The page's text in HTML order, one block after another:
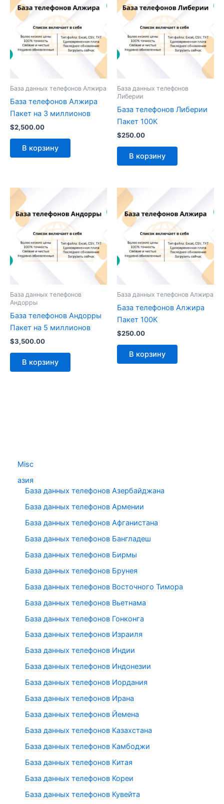
Misc
азия
База данных телефонов Азербайджана
База данных телефонов Армении
База данных телефонов Афганистана
База данных телефонов Бангладеш
База данных телефонов Бирмы
База данных телефонов Брунея
База данных телефонов Восточного Тимора
База данных телефонов Вьетнама
База данных телефонов Гонконга
База данных телефонов Израиля
База данных телефонов Индии
База данных телефонов Индонезии
База данных телефонов Иордания
База данных телефонов Ирана
База данных телефонов Йемена
База данных телефонов Казахстана
База данных телефонов Камбоджи
База данных телефонов Китая
База данных телефонов Кореи
База данных телефонов Кувейта
База данных телефонов Алжира
База телефонов Алжира
Пакет на 3 миллионов
$2,500.00
В корзину
База данных телефонов
Либерии
База телефонов Либерии
Пакет 100К
$250.00
В корзину
База данных телефонов
Андорры
База телефонов Андорры
Пакет на 5 миллионов
$3,500.00
В корзину
База данных телефонов Алжира
База телефонов Алжира
Пакет 100К
$250.00
В корзину